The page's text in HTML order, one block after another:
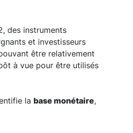
des instruments
et investisseurs
être relativement
à vue pour être utilisés
la base monétaire,